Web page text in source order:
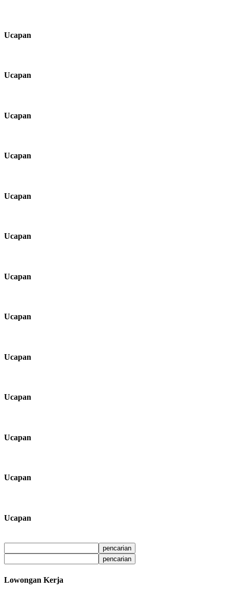
Ucapan
Ucapan
Ucapan
Ucapan
Ucapan
Ucapan
Ucapan
Ucapan
Ucapan
Ucapan
Ucapan
Ucapan
Ucapan
Lowongan Kerja